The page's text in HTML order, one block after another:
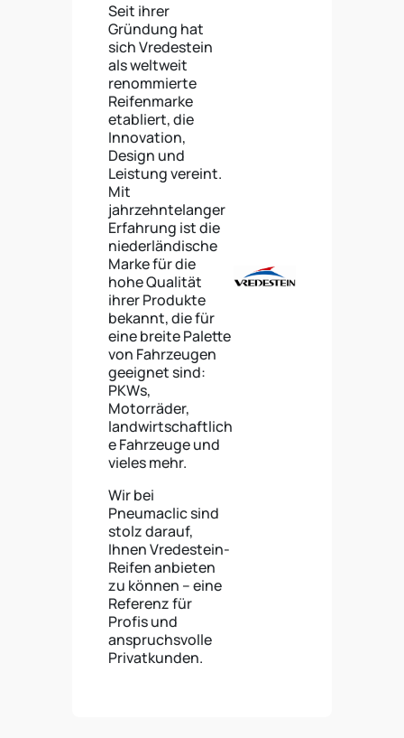
Seit ihrer
Gründung hat
sich Vredestein
als weltweit
renommierte
Reifenmarke
etabliert, die
Innovation,
Design und
Leistung vereint.
Mit
jahrzehntelanger
Erfahrung ist die
niederländische
Marke für die
hohe Qualität
ihrer Produkte
bekannt, die für
eine breite Palette
von Fahrzeugen
geeignet sind:
PKWs,
Motorräder,
landwirtschaftlich
e Fahrzeuge und
vieles mehr.
Wir bei
Pneumaclic sind
stolz darauf,
Ihnen Vredestein-
Reifen anbieten
zu können – eine
Referenz für
Profis und
anspruchsvolle
Privatkunden.